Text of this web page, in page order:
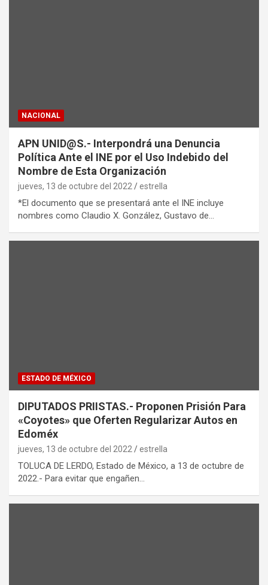
NACIONAL
APN UNID@S.- Interpondrá una Denuncia
Política Ante el INE por el Uso Indebido del
Nombre de Esta Organización
jueves, 13 de octubre del 2022 estrella
*El documento que se presentará ante el INE incluye
nombres como Claudio X. González, Gustavo de…
ESTADO DE MÉXICO
DIPUTADOS PRIISTAS.- Proponen Prisión Para
«Coyotes» que Oferten Regularizar Autos en
Edoméx
jueves, 13 de octubre del 2022 estrella
TOLUCA DE LERDO, Estado de México, a 13 de octubre de
2022.- Para evitar que engañen…